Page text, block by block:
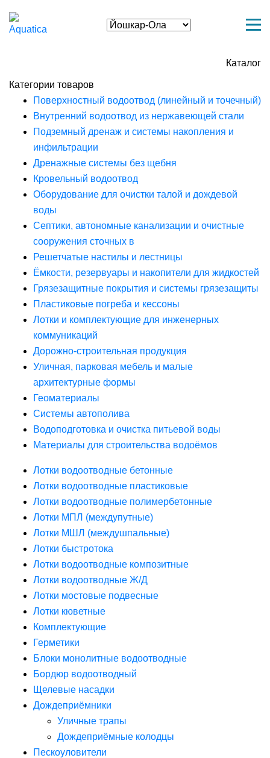
Каталог
Категории товаров
Поверхностный водоотвод (линейный и точечный)
Внутренний водоотвод из нержавеющей стали
Подземный дренаж и системы накопления и
инфильтрации
Дренажные системы без щебня
Кровельный водоотвод
Оборудование для очистки талой и дождевой
воды
Септики, автономные канализации и очистные
сооружения сточных в
Решетчатые настилы и лестницы
Ёмкости, резервуары и накопители для жидкостей
Грязезащитные покрытия и системы грязезащиты
Пластиковые погреба и кессоны
Лотки и комплектующие для инженерных
коммуникаций
Дорожно-строительная продукция
Уличная, парковая мебель и малые
архитектурные формы
Геоматериалы
Системы автополива
Водоподготовка и очистка питьевой воды
Материалы для строительства водоёмов
Лотки водоотводные бетонные
Лотки водоотводные пластиковые
Лотки водоотводные полимербетонные
Лотки МПЛ (междупутные)
Лотки МШЛ (междушпальные)
Лотки быстротока
Лотки водоотводные композитные
Лотки водоотводные Ж/Д
Лотки мостовые подвесные
Лотки кюветные
Комплектующие
Герметики
Блоки монолитные водоотводные
Бордюр водоотводный
Щелевые насадки
Дождеприёмники
Уличные трапы
Дождеприёмные колодцы
Пескоуловители